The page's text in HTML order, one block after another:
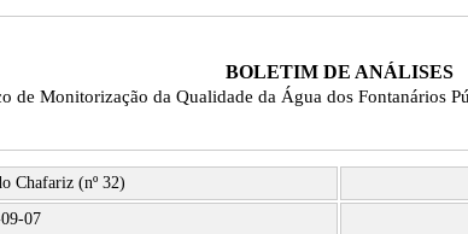
BOLETIM DE ANÁLISES
de Monitorização da Qualidade da Água dos Fontanários
Chafariz (nº 32)
07